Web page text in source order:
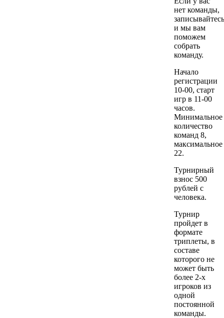
нет команды,
записывайтесь
и мы вам
поможем
собрать
команду.
Начало
регистрации
10-00, старт
игр в 11-00
часов.
Минимальное
количество
команд 8,
максимальное
22.
Турнирный
взнос 500
рублей с
человека.
Турнир
пройдет в
формате
триплеты, в
составе
которого не
может быть
более 2-х
игроков из
одной
постоянной
команды.